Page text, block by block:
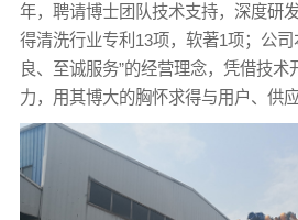
年，聘请博士团队技术支持，深度研
得清洗行业专利13项，软著1项；公
良、至诚服务”的经营理念，凭借技
力，用其博大的胸怀求得与用户、供